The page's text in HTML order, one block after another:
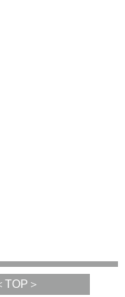
TOP＞